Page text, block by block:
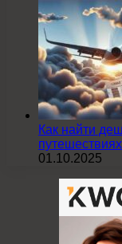
Как найти
01.10.2025